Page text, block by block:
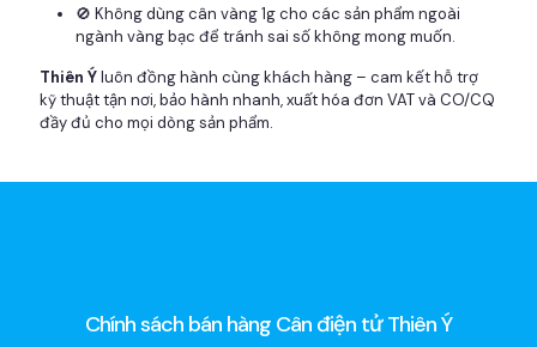
🚫 Không dùng cân vàng 1g cho các sản phẩm ngoài
ngành vàng bạc để tránh sai số không mong muốn.
Thiên Ýluôn đồng hành cùng khách hàng – cam kết hỗ trợ
kỹ thuật tận nơi, bảo hành nhanh, xuất hóa đơn VAT và CO/CQ
đầy đủ cho mọi dòng sản phẩm.
Chính sách bán hàng Cân điện tử Thiên Ý